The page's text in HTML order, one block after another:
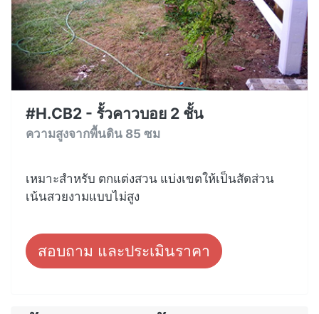
#H.CB2 - รั้วคาวบอย 2 ชั้น
ความสูงจากพื้นดิน 85 ซม
เหมาะสำหรับ ตกแต่งสวน แบ่งเขตให้เป็นสัดส่วน
เน้นสวยงามแบบไม่สูง
สอบถาม และประเมินราคา